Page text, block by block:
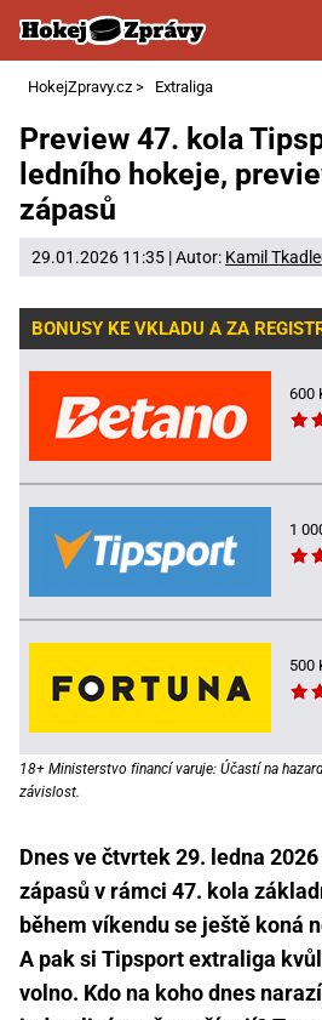
HokejZpravy.cz > Extraliga
Preview 47. kola
ledního hokeje,
zápasů
29.01.2026 11:35 | Autor: Kamil
BONUSY KE VKLADU A ZA
600
1
500
18+ Ministerstvo financí varuje: Účastí na
závislost.
Dnes ve čtvrtek 29. ledna
zápasů v rámci 47. kola
během víkendu se ještě koná
A pak si Tipsport extraliga
volno. Kdo na koho dnes